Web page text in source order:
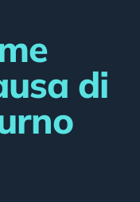
di